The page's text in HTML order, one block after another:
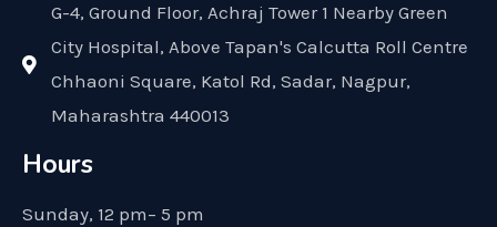
G-4, Ground Floor, Achraj Tower 1 Nearby Green
City Hospital, Above Tapan's Calcutta Roll Centre
Chhaoni Square, Katol Rd, Sadar, Nagpur,
Maharashtra 440013
Hours
Sunday, 12 pm– 5 pm